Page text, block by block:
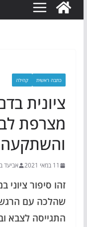
כתבה ראשית קהילה
ציונית
מצרפת
והשתקעה
11 במאי 2021 אביעד
זהו סיפור
שהלכה עם
התגייסה לצבא